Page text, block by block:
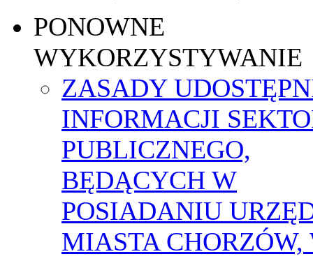
PONOWNE
WYKORZYSTYWANIE
ZASADY
INFORMACJI
PUBLICZNEGO,
BĘDĄCYCH W
POSIADANIU
MIASTA CHORZÓW,